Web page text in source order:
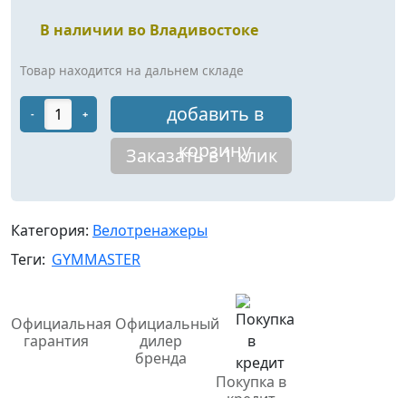
В наличии во Владивостоке
Товар находится на дальнем складе
- +
добавить в
корзину
Заказать в 1 клик
Категория: Велотренажеры
Теги: GYMMASTER
Официальная
гарантия
Официальный
дилер
бренда
Покупка в